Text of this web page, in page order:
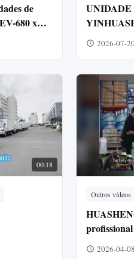
de
680 x
JAC ✨
UNIDADE
2026-07-
00:18
Outros vídeos
2026-04-08